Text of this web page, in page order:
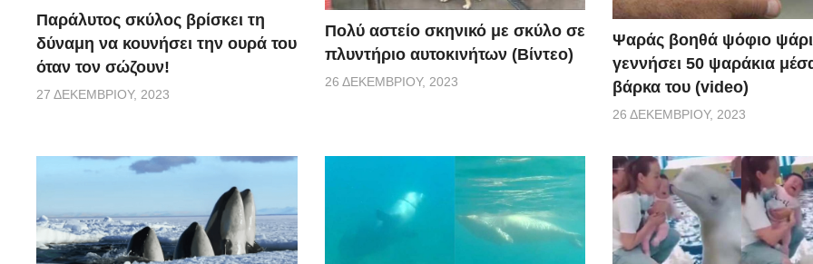
Παράλυτος σκύλος βρίσκει τη
δύναμη να κουνήσει την ουρά του
όταν τον σώζουν!
27 ΔΕΚΕΜΒΡΊΟΥ, 2023
Πολύ αστείο σκηνικό με σκύλο σε
πλυντήριο αυτοκινήτων (Βίντεο)
26 ΔΕΚΕΜΒΡΊΟΥ, 2023
Ψαράς βοηθά ψόφιο
γεννήσει 50 ψαράκια
βάρκα του (video)
26 ΔΕΚΕΜΒΡΊΟΥ, 2023